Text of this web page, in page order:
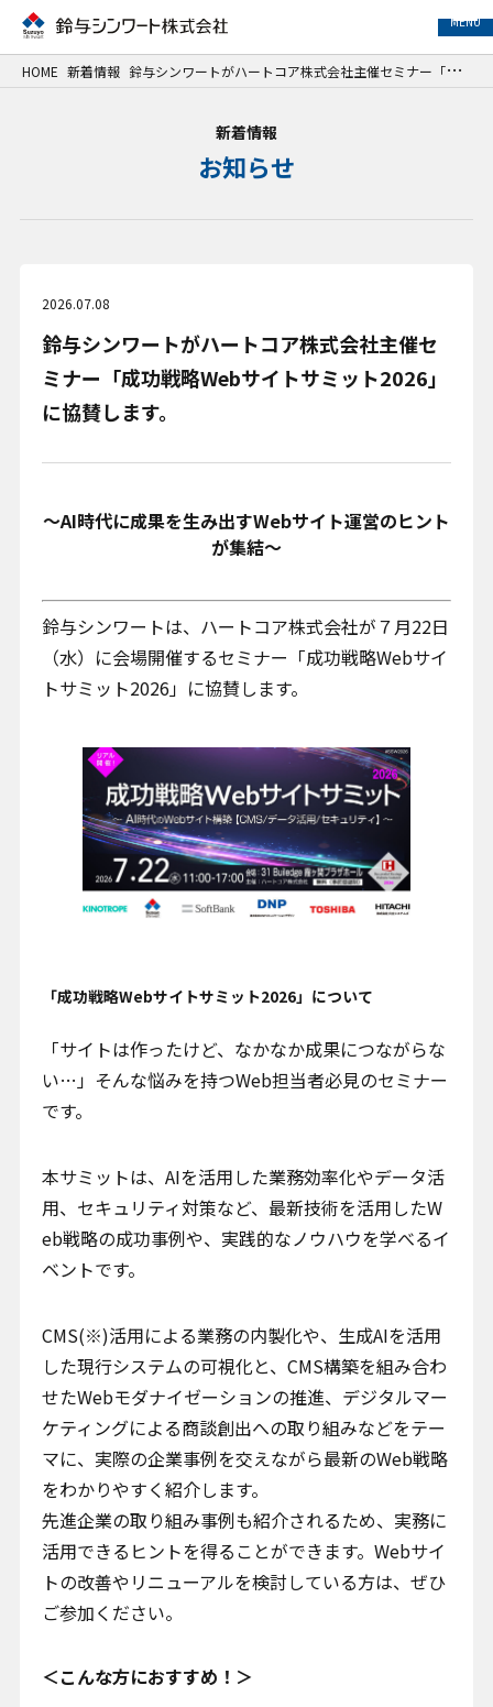
MENU
事例紹介
サステナビリティ
IR情報
採用情報
お問い合わせ
クッキーポリシー
クッキー設定変更
情報セキュリティ方針
サイトマップ
HOME 新着情報 鈴与シンワートがハートコア株式会社主催セミナー「成功戦略Webサイトサミット2026」に協賛します。
新着情報
お知らせ
2026.07.08
鈴与シンワートがハートコア株式会社主催セ
ミナー「成功戦略Webサイトサミット2026」
に協賛します。
～AI時代に成果を生み出すWebサイト運営のヒント
が集結～
鈴与シンワートは、ハートコア株式会社が７月22日
（水）に会場開催するセミナー「成功戦略Webサイ
トサミット2026」に協賛します。
「成功戦略Webサイトサミット2026」について
「サイトは作ったけど、なかなか成果につながらな
い…」そんな悩みを持つWeb担当者必見のセミナー
です。
本サミットは、AIを活用した業務効率化やデータ活
用、セキュリティ対策など、最新技術を活用したW
eb戦略の成功事例や、実践的なノウハウを学べるイ
ベントです。
CMS(※)活用による業務の内製化や、生成AIを活用
した現行システムの可視化と、CMS構築を組み合わ
せたWebモダナイゼーションの推進、デジタルマー
ケティングによる商談創出への取り組みなどをテー
マに、実際の企業事例を交えながら最新のWeb戦略
をわかりやすく紹介します。
先進企業の取り組み事例も紹介されるため、実務に
活用できるヒントを得ることができます。Webサイ
トの改善やリニューアルを検討している方は、ぜひ
ご参加ください。
＜こんな方におすすめ！＞